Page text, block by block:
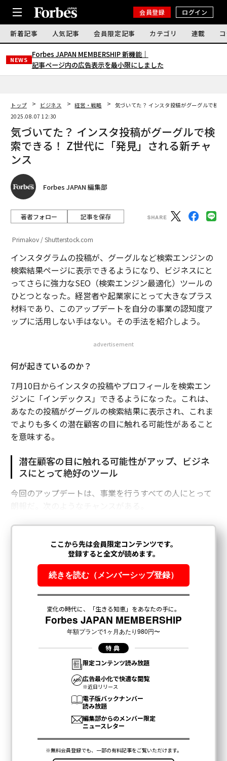
会員登録 ログイン
新着記事 人気記事 会員限定記事 カテゴリ 連載
NEWS
Forbes JAPAN MEMBERSHIP 新機能｜
記事ページ内の広告表示を最小限にしました
トップ ビジネス 経営・戦略
気づいてた？ インスタ投稿がグーグルで検
2025.08.07 12:30
気づいてた？ インスタ投稿がグーグルで検
索できる！ Z世代に「発見」される新チャ
ンス
Forbes JAPAN 編集部
著者フォロー 記事を保存
Primakov / Shutterstock.com
インスタグラムの投稿が、グーグルなど検索エンジンの
検索結果ページに表示できるようになり、ビジネスにと
ってさらに強力なSEO（検索エンジン最適化）ツールの
ひとつとなった。経営者や起業家にとって大きなプラス
材料であり、このアップデートを自分の事業の認知度ア
ップに活用しない手はない。その手法を紹介しよう。
advertisement
何が起きているのか？
7月10日からインスタの投稿やプロフィールを検索エン
ジンに「インデックス」できるようになった。これは、
あなたの投稿がグーグルの検索結果に表示され、これま
でよりも多くの潜在顧客の目に触れる可能性があること
を意味する。
潜在顧客の目に触れる可能性がアップ、ビジネ
スにとって絶好のツール
今回のアップデートは、事業を行うすべての人にとって